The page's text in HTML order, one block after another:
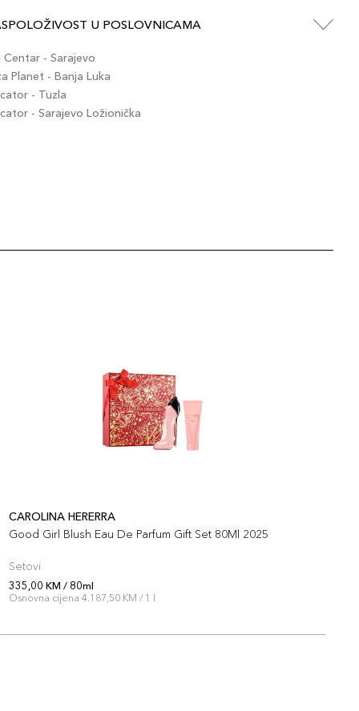
U POSLOVNICAMA
Centar - Sarajevo
Planet - Banja Luka
- Tuzla
- Sarajevo Ložionička
CAROLINA HERERRA
Good Girl Blush Eau De Parfum Gift Set 80Ml 2025
Setovi
335,00 KM / 80ml
Osnovna cijena 4.187,50 KM / 1 l